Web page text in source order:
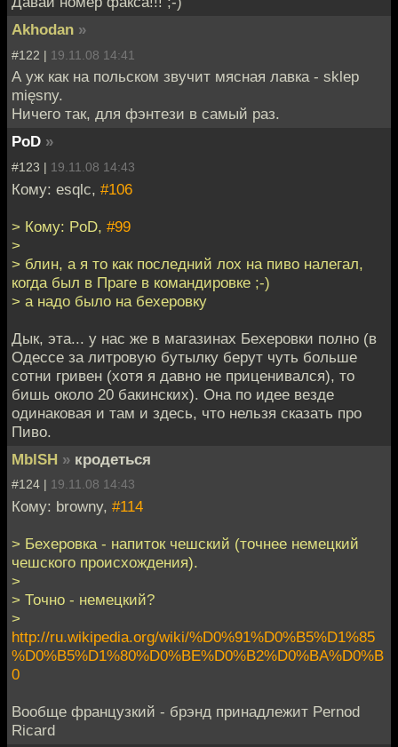
Akhodan »
#122 | 19.11.08 14:41
А уж как на польском звучит мясная лавка - sklep
mięsny.
Ничего так, для фэнтези в самый раз.
PoD »
#123 | 19.11.08 14:43
Кому: esqlc, #106
> Кому: PoD, #99
>
> блин, а я то как последний лох на пиво налегал,
когда был в Праге в командировке ;-)
> а надо было на бехеровку
Дык, эта... у нас же в магазинах Бехеровки полно (в
Одессе за литровую бутылку берут чуть больше
сотни гривен (хотя я давно не приценивался), то
бишь около 20 бакинских). Она по идее везде
одинаковая и там и здесь, что нельзя сказать про
Пиво.
MblSH » кродеться
#124 | 19.11.08 14:43
Кому: browny, #114
> Бехеровка - напиток чешский (точнее немецкий
чешского происхождения).
>
> Точно - немецкий?
>
http://ru.wikipedia.org/wiki/%D0%91%D0%B5%D1%85
%D0%B5%D1%80%D0%BE%D0%B2%D0%BA%D0%B
0
Вообще французкий - брэнд принадлежит Pernod
Ricard